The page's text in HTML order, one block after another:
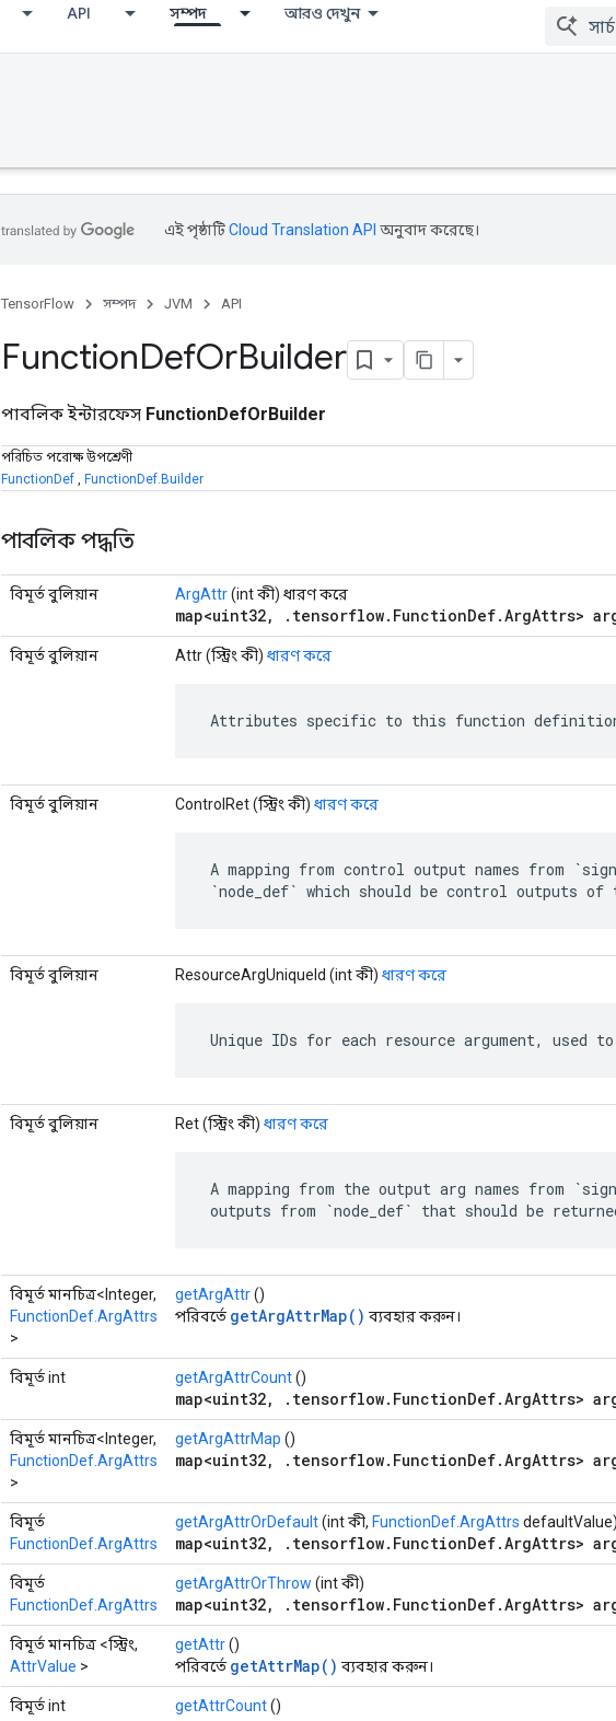
API সম্পদ আরও দেখুন
এই পৃষ্ঠাটিCloud Translation API অনুবাদ করেছে।
TensorFlow সম্পদ JVM API
FunctionDefOrBuilder
পাবলিক ইন্টারফেস FunctionDefOrBuilder
পরিচিত পরোক্ষ উপশ্রেণী
FunctionDef , FunctionDef.Builder
পাবলিক পদ্ধতি
বিমূর্ত বুলিয়ান ArgAttr(int কী) ধারণ করে
map<uint32, .tensorflow.FunctionDef.ArgAttrs>
বিমূর্ত বুলিয়ান Attr (স্ট্রিং কী) ধারণ করে
Attributes specific to this function
বিমূর্ত বুলিয়ান ControlRet (স্ট্রিং কী) ধারণ করে
A mapping from control output names from
`node_def` which should be control outputs
বিমূর্ত বুলিয়ান ResourceArgUniqueId (int কী) ধারণ করে
Unique IDs for each resource argument, used
বিমূর্ত বুলিয়ান Ret (স্ট্রিং কী) ধারণ করে
A mapping from the output arg names from
outputs from `node_def` that should be
বিমূর্ত মানচিত্র<Integer,
FunctionDef.ArgAttrs
>
getArgAttr()
পরিবর্তে getArgAttrMap() ব্যবহার করুন।
বিমূর্ত int getArgAttrCount()
map<uint32, .tensorflow.FunctionDef.ArgAttrs>
বিমূর্ত মানচিত্র<Integer,
FunctionDef.ArgAttrs
>
getArgAttrMap ()
map<uint32, .tensorflow.FunctionDef.ArgAttrs>
বিমূর্ত
FunctionDef.ArgAttrs
getArgAttrOrDefault(int কী, FunctionDef.ArgAttrs defaultValue)
map<uint32, .tensorflow.FunctionDef.ArgAttrs>
বিমূর্ত
FunctionDef.ArgAttrs
getArgAttrOrThrow (int কী)
map<uint32, .tensorflow.FunctionDef.ArgAttrs>
বিমূর্ত মানচিত্র <স্ট্রিং,
AttrValue >
getAttr()
পরিবর্তে getAttrMap() ব্যবহার করুন।
বিমূর্ত int getAttrCount()